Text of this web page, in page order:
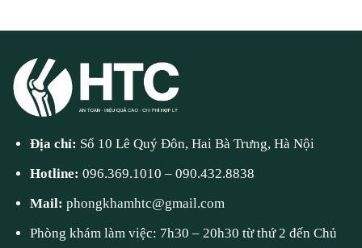
Địa chỉ: Số 10 Lê Quý Đôn, Hai Bà Trưng, Hà Nội
Hotline:096.369.1010 –090.432.8838
Mail:phongkhamhtc@gmail.com
Phòng khám làm việc: 7h30 – 20h30 từ thứ 2 đến Chủ